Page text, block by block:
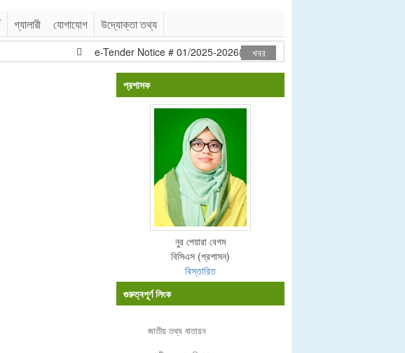
গ্যালারী যোগাযোগ উদ্যোক্তা তথ্য
e-Tender Notice # 01/2025-2026(LTM)খবর
প্রশাসক
নুর পেয়ারা বেগম
বিসিএস (প্রশাসন)
বিস্তারিত
গুরুত্বপূর্ণ লিংক
জাতীয় তথ্য বাতায়ন